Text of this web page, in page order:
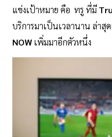
แข่งเป้าหมาย คือ ทรู ที่มี
บริการมาเป็นเวลานาน ล่าสุ
NOW เพิ่มมาอีกตัวหนึ่ง